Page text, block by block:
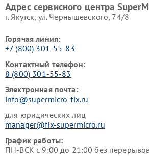
Адрес сервисного центра
г. Якутск, ул. Чернышевского, 74/8
Горячая линия:
+7 (800) 301-55-83
Контактный телефон:
8 (800) 301-55-83
Электронная почта:
info@supermicro-fix.ru
для юридических лиц
manager@fix-supermicro.ru
График работы:
ПН-ВСК с 9:00 до 21:00 без